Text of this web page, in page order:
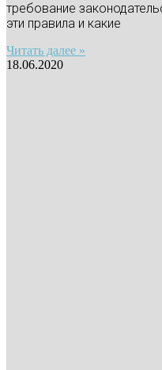
требование
эти правила и какие
Читать далее »
18.06.2020